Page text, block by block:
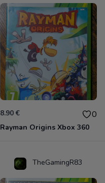
8.90 € 0
Rayman Origins Xbox 360
TheGamingR83